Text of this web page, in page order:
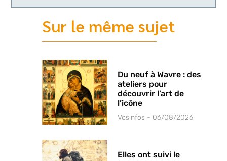
Sur le même sujet
Du neuf à Wavre : des
ateliers pour
découvrir l’art de
l’icône
Vosinfos 06/08/2026
Elles ont suivi le